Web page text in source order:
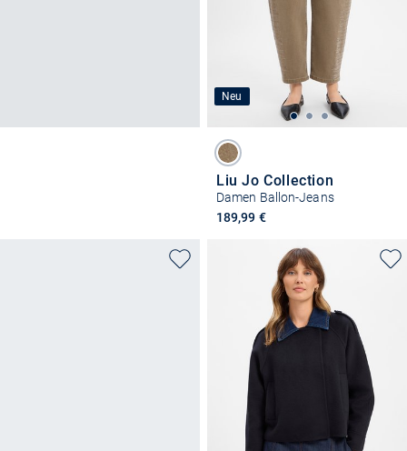
Neu
Liu Jo Collection
Damen Ballon-Jeans
189,99 €